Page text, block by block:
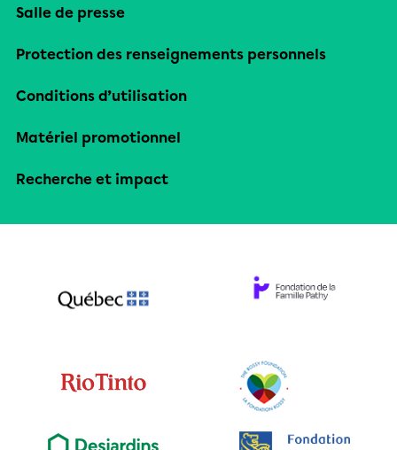
Salle de presse
Protection des renseignements personnels
Conditions d’utilisation
Matériel promotionnel
Recherche et impact